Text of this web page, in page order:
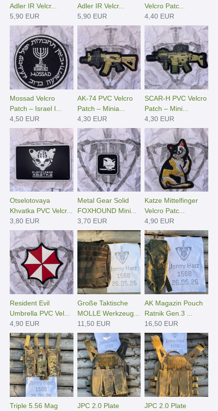
Adler IR Velcr...
5,90 EUR
Adler IR Velcr...
5,90 EUR
Velcro Patc...
4,40 EUR
Mossad Velcro
Patch – Israel I...
4,50 EUR
AK-74 PVC Velcro
Patch – Minia...
4,30 EUR
SCAR-H PVC Velcro
Patch – Mini...
4,30 EUR
Otselotovaya
Khvatka PVC Velcr...
3,80 EUR
Metal Gear Solid
FOXHOUND Mini...
3,70 EUR
Katze Mittelfinger
Velcro Patc...
4,90 EUR
Resident Evil
Umbrella PVC Vel...
4,90 EUR
Große Taktische
MOLLE Werkzeug...
11,50 EUR
AK Magazin Pouch
Ratnik Gen.3 ...
16,50 EUR
Triple 5.56 Mag
JPC 2.0 Plate
JPC 2.0 Plate